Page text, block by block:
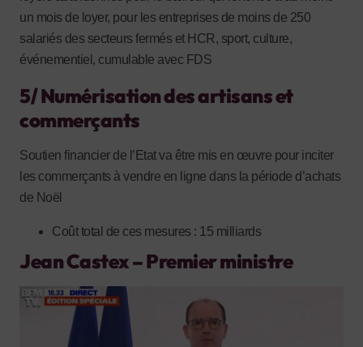
un mois de loyer, pour les entreprises de moins de 250
salariés des secteurs fermés et HCR, sport, culture,
événementiel, cumulable avec FDS
5/ Numérisation des artisans et
commerçants
Soutien financier de l’Etat va être mis en œuvre pour inciter
les commerçants à vendre en ligne dans la période d’achats
de Noël
Coût total de ces mesures : 15 milliards
Jean Castex – Premier ministre